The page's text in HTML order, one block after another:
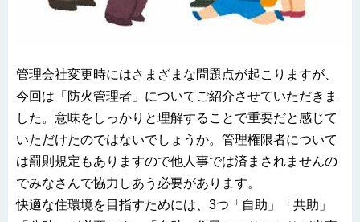
管理会社変更時にはさまざまな問題点が起こりますが、
今回は「防火管理者」についてご紹介させていただきま
した。意味をしっかりと理解することで重要だと感じて
いただけたのではないでしょうか。管理権限者について
は罰則規定もありますので他人事では済まされませんの
でみなさんで協力しあう必要があります。
快適な住環境を目指すためには、3つ「自助」「共助」